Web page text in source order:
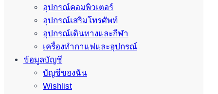
อุปกรณ์คอมพิวเตอร์
อุปกรณ์เสริมโทรศัพท์
อุปกรณ์เดินทางและกีฬา
เครื่องทำกาแฟและอุปกรณ์
ข้อมูลบัญชี
บัญชีของฉัน
Wishlist